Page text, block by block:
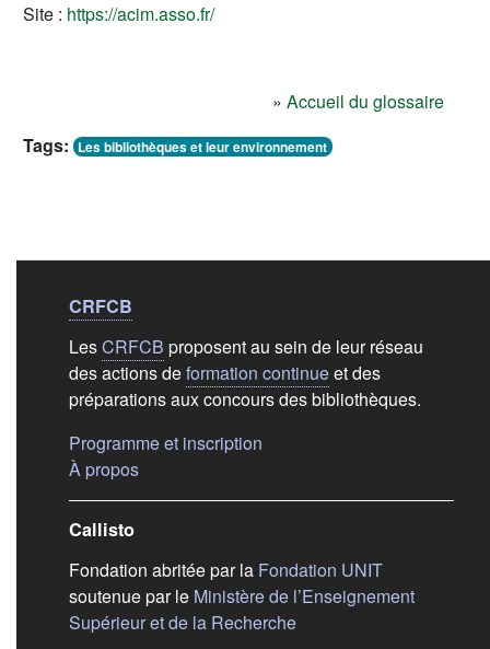
Site : https://acim.asso.fr/
» Accueil du glossaire
Tags: Les bibliothèques et leur environnement
Liens de bas de
CRFCB
LesCRFCB proposent au sein de leur réseau
des actions deformation continueet des
préparations aux concours des bibliothèques.
Programme et inscription
À propos(s'ouvre dans un nouvel onglet)
Callisto
Fondation abritée par la Fondation UNIT(s'ouvre
soutenue par le Ministère de l’Enseignement
Supérieur et de la Recherche(s'ouvre dans un nouvel